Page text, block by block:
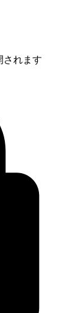
されます